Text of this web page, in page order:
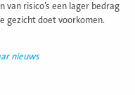
van risico’s een lager bedrag
gezicht doet voorkomen.
nieuws